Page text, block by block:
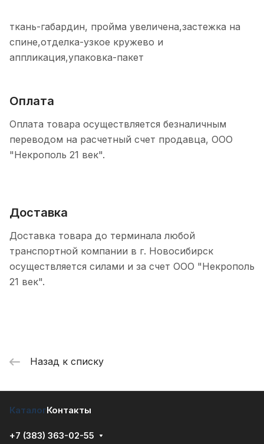
ткань-габардин, пройма увеличена,застежка на
спине,отделка-узкое кружево и
аппликация,упаковка-пакет
Оплата
Оплата товара осуществляется безналичным
переводом на расчетный счет продавца, ООО
"Некрополь 21 век".
Доставка
Доставка товара до терминала любой
транспортной компании в г. Новосибирск
осуществляется силами и за счет ООО "Некрополь
21 век".
Назад к списку
КаталогКонтакты
+7 (383) 363-02-55